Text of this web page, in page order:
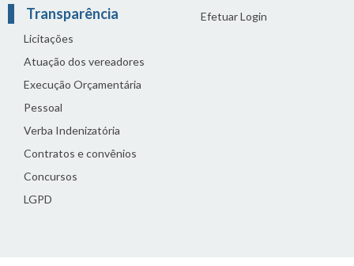
Transparência
Licitações
Atuação dos vereadores
Execução Orçamentária
Pessoal
Verba Indenizatória
Contratos e convênios
Concursos
LGPD
Efetuar Login